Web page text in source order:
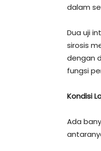
dalam
Dua uji
sirosis
dengan
fungsi
Kondisi
Ada